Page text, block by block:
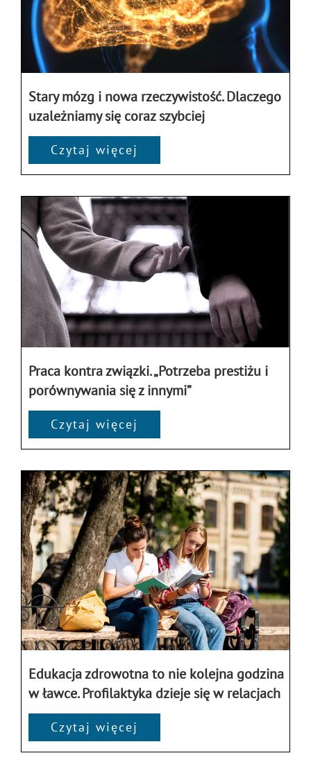
Stary mózg i nowa rzeczywistość. Dlaczego
uzależniamy się coraz szybciej
Czytaj więcej
Praca kontra związki. „Potrzeba prestiżu i
porównywania się z innymi”
Czytaj więcej
Edukacja zdrowotna to nie kolejna godzina
w ławce. Profilaktyka dzieje się w relacjach
Czytaj więcej